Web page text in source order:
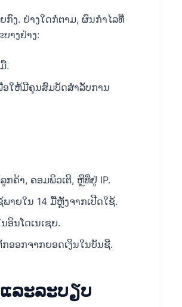
ກົງ. ຢ່າງໃດກໍ່ຕາມ, ຜົນກໍາໄລທີ່
າງຢ່າງ:
.
ອໃຫ້ມີຄຸນສົມບັດສຳລັບການ
ຄ້າ, ຄອມພິວເຕີ, ຫຼືທີ່ຢູ່ IP.
າຍໃນ 14 ມື້ຫຼັງຈາກເປີດໃຊ້.
ອິນໂດເນເຊຍ.
ອອກຈາກຍອດເງິນໃນບັນຊີ.
ລະລະບຽບ